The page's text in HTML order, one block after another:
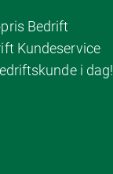
Bedrift
Kundeservice
i dag!